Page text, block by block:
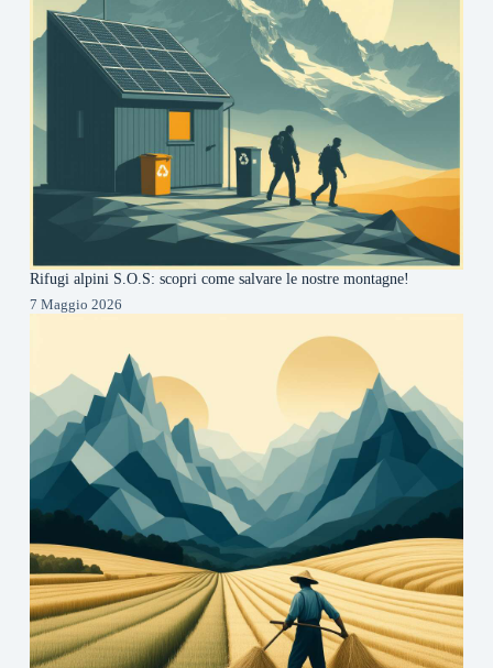
Rifugi alpini S.O.S: scopri come salvare le nostre montagne!
7 Maggio 2026